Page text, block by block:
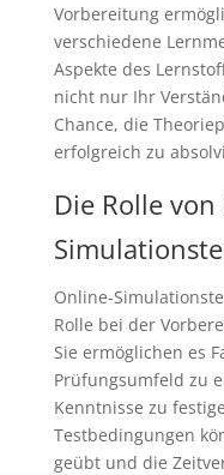
Vorbereitung
verschiedene
Aspekte des
nicht nur Ihr
Chance, die
erfolgreich zu
Die Rolle
Online-
Rolle bei der
Sie ermöglichen es
Prüfungsumfeld zu
Kenntnisse zu
Testbedingungen
geübt und die